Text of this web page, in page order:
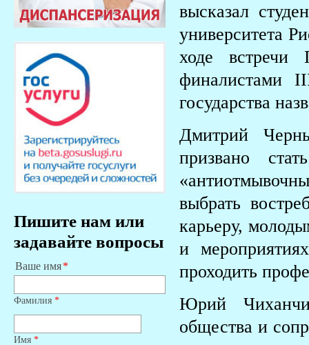
Пишите нам или
задавайте вопросы
Ваше имя
Фамилия *
Имя *
высказал
университета
ходе встречи
финалистами
государства
Дмитрий
призвано
выбрать
карьеру,
и
проходить
Юрий
общества и